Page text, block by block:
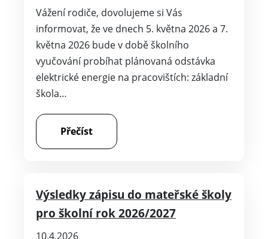
Vážení rodiče, dovolujeme si Vás
informovat, že ve dnech 5. května 2026 a 7.
května 2026 bude v době školního
vyučování probíhat plánovaná odstávka
elektrické energie na pracovištích: základní
škola…
Přečíst
Výsledky zápisu do mateřské školy
pro školní rok 2026/2027
10.4.2026